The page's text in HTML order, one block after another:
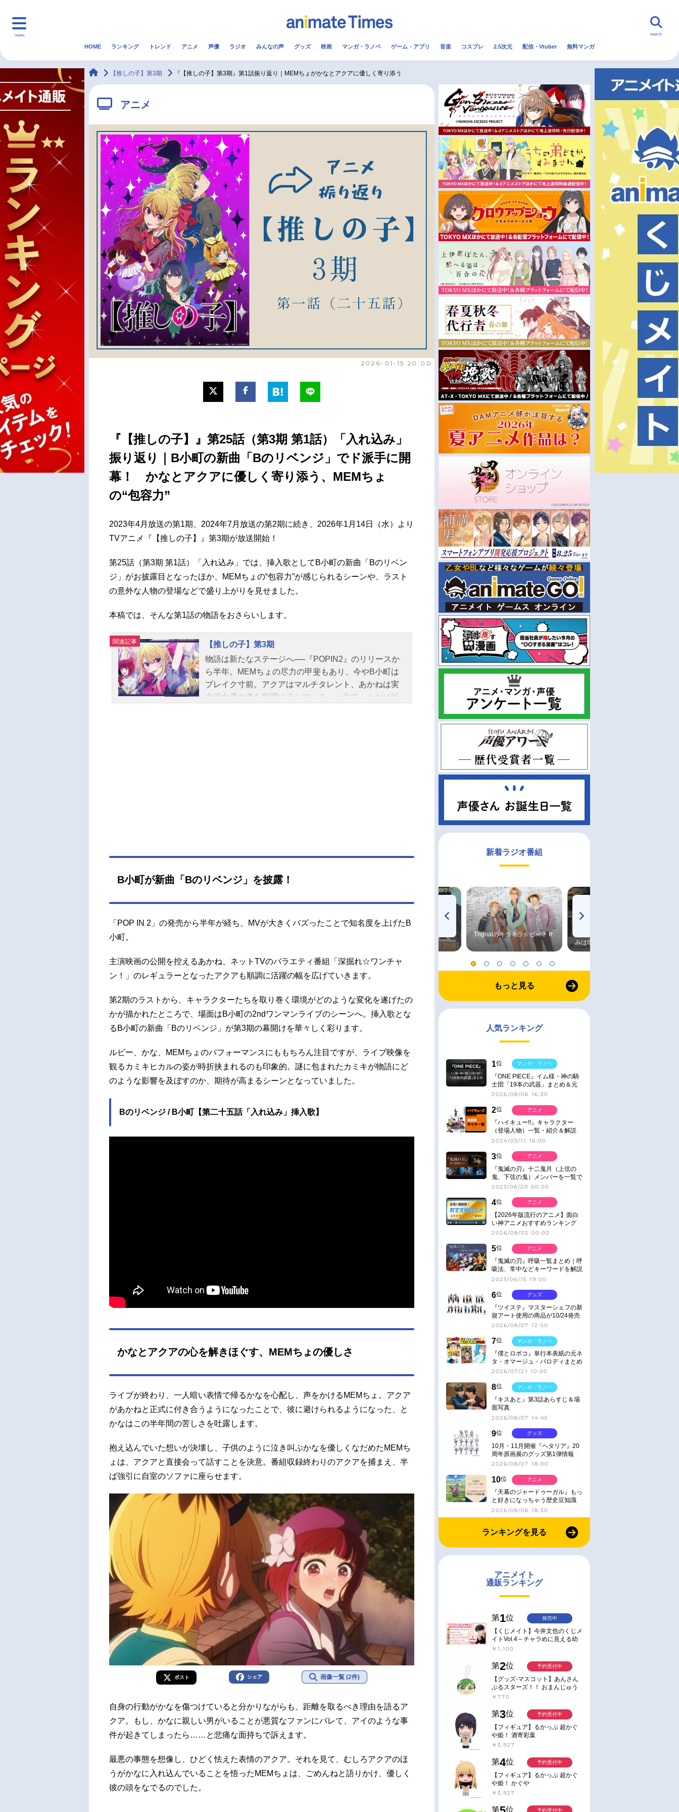
menu
マンガ・ラノベ ゲーム・アプリ 配信・Vtuber トレンド 無料マンガ
アニメ記事一覧
声優記事一覧 男性声優/女性声優一覧
今期アニメ曜日別一覧 秋アニメ
冬アニメ
FOLLOW US
search
HOME ランキング トレンド アニメ 声優 ラジオ みんなの声 グッズ 映画 マンガ・ラノベ ゲーム・アプリ 音楽 コスプレ 2.5次元 配信・Vtuber 無料マンガ
animateTimes
【推しの子】第3期 『【推しの子】第3期』第1話振り返り｜MEMちょがかなとアクアに優しく寄り添う
アニメ
2026-01-15 20:00
『【推しの子】』第25話（第3期 第1話）「入れ込み」
振り返り｜B小町の新曲「Bのリベンジ」でド派手に開
幕！ かなとアクアに優しく寄り添う、MEMちょ
の“包容力”
2023年4月放送の第1期、2024年7月放送の第2期に続き、2026年1月14日（水）より
TVアニメ『【推しの子】』第3期が放送開始！
第25話（第3期 第1話）「入れ込み」では、挿入歌としてB小町の新曲「Bのリベン
ジ」がお披露目となったほか、MEMちょの“包容力”が感じられるシーンや、ラスト
の意外な人物の登場などで盛り上がりを見せました。
本稿では、そんな第1話の物語をおさらいします。
関連記事
【推しの子】第3期
物語は新たなステージへ──『POPIN2』のリリースか
ら半年。MEMちょの尽力の甲斐もあり、今やB小町は
ブレイク寸前。アクアはマルチタレント、あかねは実
力派女優の道を順調に歩んでいる。一方で、かなは以
寛乃メインアニメーター：沢田犬二美術監督：宇佐美
哲也（スタジオイースター）美術設定：水本浩太（ス
寺たけし音響効果：川田清...
B小町が新曲「Bのリベンジ」を披露！
「POP IN 2」の発売から半年が経ち、MVが大きくバズったことで知名度を上げたB
小町。
主演映画の公開を控えるあかね、ネットTVのバラエティ番組「深掘れ☆ワンチャ
ン！」のレギュラーとなったアクアも順調に活躍の幅を広げていきます。
第2期のラストから、キャラクターたちを取り巻く環境がどのような変化を遂げたの
かが描かれたところで、場面はB小町の2ndワンマンライブのシーンへ。挿入歌とな
るB小町の新曲「Bのリベンジ」が第3期の幕開けを華々しく彩ります。
ルビー、かな、MEMちょのパフォーマンスにももちろん注目ですが、ライブ映像を
観るカミキヒカルの姿が時折挟まれるのも印象的。謎に包まれたカミキが物語にど
のような影響を及ぼすのか、期待が高まるシーンとなっていました。
Bのリベンジ / B小町【第二十五話「入れ込み」挿入歌】
かなとアクアの心を解きほぐす、MEMちょの優しさ
ライブが終わり、一人暗い表情で帰るかなを心配し、声をかけるMEMちょ。アクア
があかねと正式に付き合うようになったことで、彼に避けられるようになった、と
かなはこの半年間の苦しさを吐露します。
抱え込んでいた想いが決壊し、子供のように泣き叫ぶかなを優しくなだめたMEMち
ょは、アクアと直接会って話すことを決意。番組収録終わりのアクアを捕まえ、半
ば強引に自室のソファに座らせます。
ポスト シェア 画像一覧 (2件)
自身の行動がかなを傷つけていると分かりながらも、距離を取るべき理由を語るア
クア。もし、かなに親しい男がいることが悪質なファンにバレて、アイのような事
件が起きてしまったら……と悲痛な面持ちで訴えます。
最悪の事態を想像し、ひどく怯えた表情のアクア。それを見て、むしろアクアのほ
うがかなに入れ込んでいることを悟ったMEMちょは、ごめんねと語りかけ、優しく
彼の頭をなでるのでした。
新着ラジオ番組
Trignalのキラキラ☆ビートＲ
みは塩だけ
もっと見る
人気ランキング
1位
『ONE PIECE』イム様・神の騎
士団「19本の武器」まとめ＆元
ネタ
2026/08/06 16:30
マンガ・ラノベ
2位
『ハイキュー!!』キャラクター
（登場人物）一覧・紹介＆解説
2024/03/11 16:00
アニメ
3位
『鬼滅の刃』十二鬼月（上弦の
鬼、下弦の鬼）メンバーを一覧で
紹介＆解説（登場鬼の情報まと
2023/06/20 00:00
アニメ
4位
【2026年版流行のアニメ】面白
い神アニメおすすめランキング
【名作・話題作】｜ジャンル別人
2026/08/02 00:00
アニメ
5位
『鬼滅の刃』呼吸一覧まとめ｜呼
吸法、常中などキーワードを解説
2023/06/15 19:00
アニメ
6位
『ツイステ』マスターシェフの新
規アート使用の商品が10/24発売
2026/08/07 12:50
グッズ
7位
『僕とロボコ』単行本表紙の元ネ
タ・オマージュ・パロディまとめ
2026/07/21 10:00
マンガ・ラノベ
8位
『キスあと』第3話あらすじ＆場
面写真
2026/08/07 14:45
マンガ・ラノベ
9位
10月・11月開催『ヘタリア』20
周年原画展のグッズ第1弾情報
2026/08/07 18:00
グッズ
10位
『天幕のジャードゥーガル』もっ
と好きになっちゃう歴史豆知識
2026/08/06 18:30
アニメ
ランキングを見る
アニメイト
通販ランキング
第1位
【くじメイト】今井文也のくじメ
イトVol.4～チャラめに見える幼
馴染、実は一途で独占欲が強いん
￥1,100
発売中
第2位
【グッズ-マスコット】あんさん
ぶるスターズ！！ おまんじゅう
にぎにぎマスコット ねくすと2
￥770
予約受付中
第3位
【フィギュア】るかっぷ 超かぐ
や姫！ 酒寄彩葉
￥3,927
予約受付中
第4位
【フィギュア】るかっぷ 超かぐ
や姫！ かぐや
￥3,927
予約受付中
第 位 予約受付中